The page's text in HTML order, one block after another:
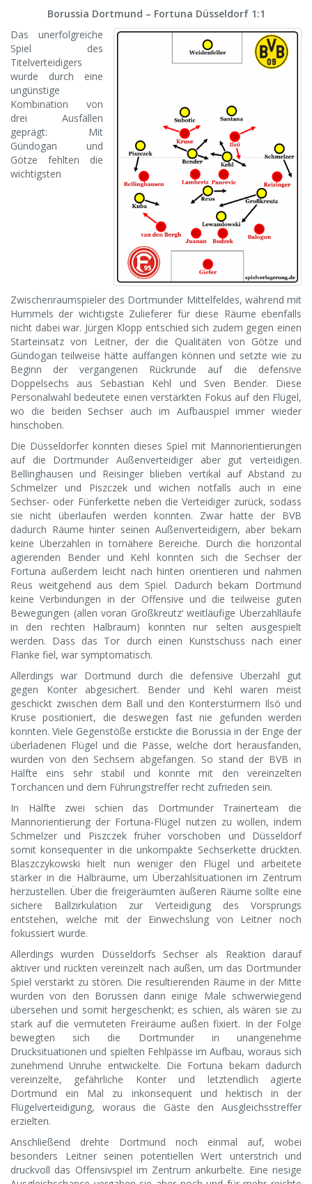
Borussia Dortmund – Fortuna Düsseldorf 1:1
Das unerfolgreiche
Spiel des
Titelverteidigers
wurde durch eine
ungünstige
Kombination von
drei Ausfällen
geprägt: Mit
Gündogan und
Götze fehlten die
wichtigsten
Zwischenraumspieler des Dortmunder Mittelfeldes, während mit
Hummels der wichtigste Zulieferer für diese Räume ebenfalls
nicht dabei war. Jürgen Klopp entschied sich zudem gegen einen
Starteinsatz von Leitner, der die Qualitäten von Götze und
Gündogan teilweise hätte auffangen können und setzte wie zu
Beginn der vergangenen Rückrunde auf die defensive
Doppelsechs aus Sebastian Kehl und Sven Bender. Diese
Personalwahl bedeutete einen verstärkten Fokus auf den Flügel,
wo die beiden Sechser auch im Aufbauspiel immer wieder
hinschoben.
Die Düsseldorfer konnten dieses Spiel mit Mannorientierungen
auf die Dortmunder Außenverteidiger aber gut verteidigen.
Bellinghausen und Reisinger blieben vertikal auf Abstand zu
Schmelzer und Piszczek und wichen notfalls auch in eine
Sechser- oder Fünferkette neben die Verteidiger zurück, sodass
sie nicht überlaufen werden konnten. Zwar hatte der BVB
dadurch Räume hinter seinen Außenverteidigern, aber bekam
keine Überzahlen in tornähere Bereiche. Durch die horizontal
agierenden Bender und Kehl konnten sich die Sechser der
Fortuna außerdem leicht nach hinten orientieren und nahmen
Reus weitgehend aus dem Spiel. Dadurch bekam Dortmund
keine Verbindungen in der Offensive und die teilweise guten
Bewegungen (allen voran Großkreutz‘ weitläufige Überzahlläufe
in den rechten Halbraum) konnten nur selten ausgespielt
werden. Dass das Tor durch einen Kunstschuss nach einer
Flanke fiel, war symptomatisch.
Allerdings war Dortmund durch die defensive Überzahl gut
gegen Konter abgesichert. Bender und Kehl waren meist
geschickt zwischen dem Ball und den Konterstürmern Ilsö und
Kruse positioniert, die deswegen fast nie gefunden werden
konnten. Viele Gegenstöße erstickte die Borussia in der Enge der
überladenen Flügel und die Pässe, welche dort herausfanden,
wurden von den Sechsern abgefangen. So stand der BVB in
Hälfte eins sehr stabil und konnte mit den vereinzelten
Torchancen und dem Führungstreffer recht zufrieden sein.
In Hälfte zwei schien das Dortmunder Trainerteam die
Mannorientierung der Fortuna-Flügel nutzen zu wollen, indem
Schmelzer und Piszczek früher vorschoben und Düsseldorf
somit konsequenter in die unkompakte Sechserkette drückten.
Blaszczykowski hielt nun weniger den Flügel und arbeitete
stärker in die Halbräume, um Überzahlsituationen im Zentrum
herzustellen. Über die freigeräumten äußeren Räume sollte eine
sichere Ballzirkulation zur Verteidigung des Vorsprungs
entstehen, welche mit der Einwechslung von Leitner noch
fokussiert wurde.
Allerdings wurden Düsseldorfs Sechser als Reaktion darauf
aktiver und rückten vereinzelt nach außen, um das Dortmunder
Spiel verstärkt zu stören. Die resultierenden Räume in der Mitte
wurden von den Borussen dann einige Male schwerwiegend
übersehen und somit hergeschenkt; es schien, als wären sie zu
stark auf die vermuteten Freiräume außen fixiert. In der Folge
bewegten sich die Dortmunder in unangenehme
Drucksituationen und spielten Fehlpässe im Aufbau, woraus sich
zunehmend Unruhe entwickelte. Die Fortuna bekam dadurch
vereinzelte, gefährliche Konter und letztendlich agierte
Dortmund ein Mal zu inkonsequent und hektisch in der
Flügelverteidigung, woraus die Gäste den Ausgleichsstreffer
erzielten.
Anschließend drehte Dortmund noch einmal auf, wobei
besonders Leitner seinen potentiellen Wert unterstrich und
druckvoll das Offensivspiel im Zentrum ankurbelte. Eine riesige